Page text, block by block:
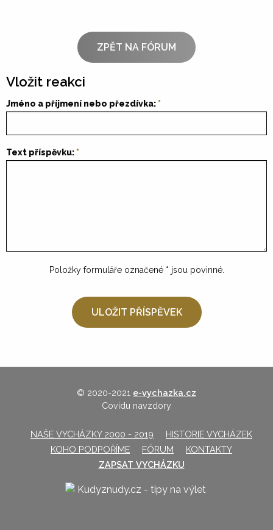
ZPĚT NA FÓRUM
Vložit reakci
Jméno a příjmení nebo přezdívka:
Text příspěvku:
Položky formuláře označené * jsou povinné.
© 2020-2021 e-vychazka.cz
Covidu navzdory
NAŠE VYCHÁZKY 2000 - 2019
HISTORIE VYCHÁZEK
KOHO PODPOŘÍME
FÓRUM
KONTAKTY
ZAPSAT VYCHÁZKU